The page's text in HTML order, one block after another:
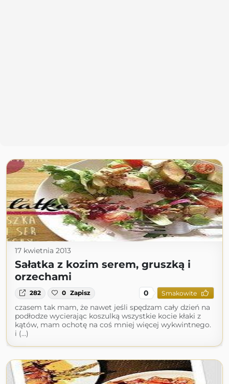
17 kwietnia 2013
Sałatka z kozim serem, gruszką i
orzechami
282 0 Zapisz 0 Smakowite
czasem tak mam, że nawet jeśli spędzam cały dzień na
podłodze wycierając koszulką wszystkie kocie kłaki z
kątów, mam ochotę na coś mniej więcej wykwintnego.
i (...)